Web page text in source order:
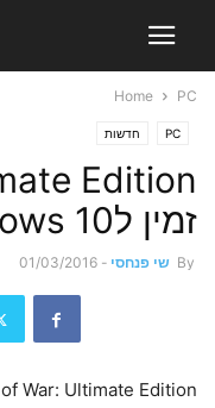
Home PC
PC חדשות
Edition
זמין לWindows 10 החל מהיום
By שי פנחסי -
01/03/2016